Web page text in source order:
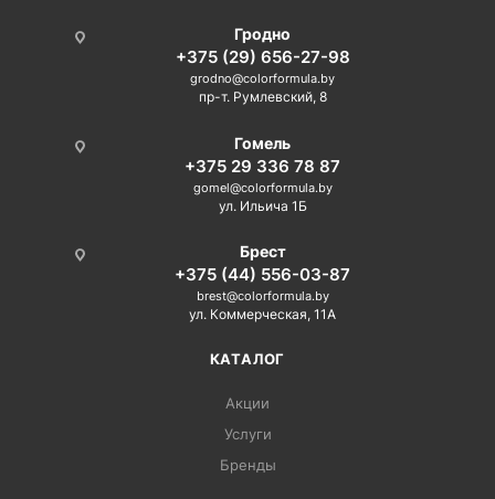
Гродно
+375 (29) 656-27-98
grodno@colorformula.by
пр-т. Румлевский, 8
Гомель
+375 29 336 78 87
gomel@colorformula.by
ул. Ильича 1Б
Брест
+375 (44) 556-03-87
brest@colorformula.by
ул. Коммерческая, 11А
КАТАЛОГ
Акции
Услуги
Бренды